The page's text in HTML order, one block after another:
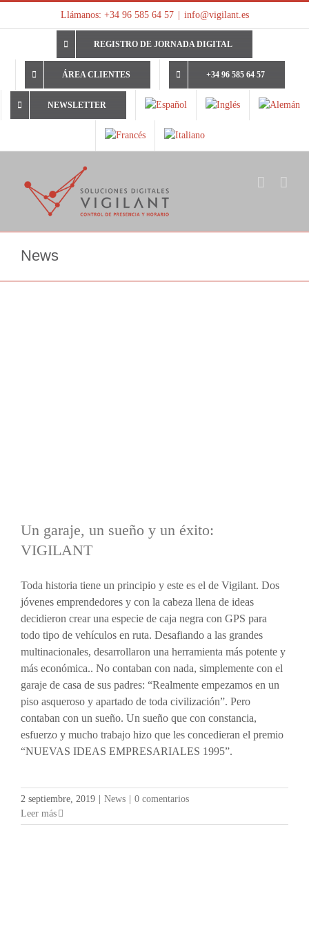
Llámanos: +34 96 585 64 57 info@vigilant.es
REGISTRO DE JORNADA DIGITAL
ÁREA CLIENTES +34 96 585 64 57
NEWSLETTER
News
Un garaje, un sueño y un éxito:
VIGILANT
Toda historia tiene un principio y este es el de Vigilant. Dos
jóvenes emprendedores y con la cabeza llena de ideas
decidieron crear una especie de caja negra con GPS para
todo tipo de vehículos en ruta. Desafiando a las grandes
multinacionales, desarrollaron una herramienta más potente y
más económica.. No contaban con nada, simplemente con el
garaje de casa de sus padres: “Realmente empezamos en un
piso asqueroso y apartado de toda civilización”. Pero
contaban con un sueño. Un sueño que con constancia,
esfuerzo y mucho trabajo hizo que les concedieran el premio
“NUEVAS IDEAS EMPRESARIALES 1995”.
2 septiembre, 2019 News
0 comentarios
Leer más